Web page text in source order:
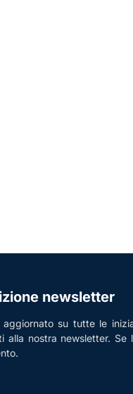
newsletter
aggiornato su tutte le
alla nostra newsletter.